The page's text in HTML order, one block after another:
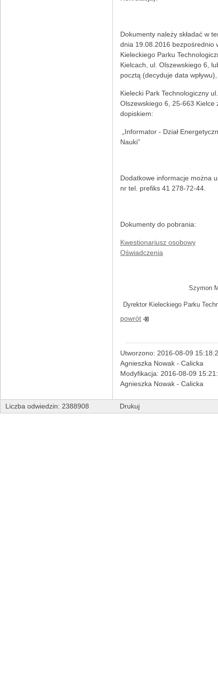
Dokumenty należy składać w
dnia 19.08.2016 bezpośrednio
Kieleckiego Parku
Kielcach, ul. Olszewskiego 6,
pocztą (decyduje data
Kielecki Park Technologiczny ul.
Olszewskiego 6, 25-663 Kielce
dopiskiem:
„Informator - Dział
Nauki”
Dodatkowe informacje można
nr tel. prefiks 41 278-72-44.
Dokumenty do pobrania:
Kwestionariusz osobowy
Oświadczenia
Szymon
Dyrektor Kieleckiego Parku
powrót
Utworzono: 2016-08-09
Agnieszka Nowak - Calicka
Modyfikacja: 2016-08-09
Agnieszka Nowak - Calicka
Liczba odwiedzin: 2388908 Drukuj